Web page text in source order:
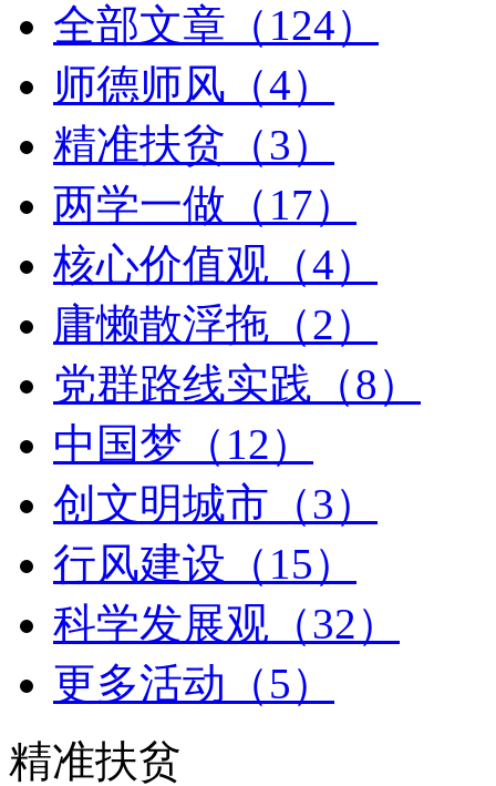
全部文章（124）
师德师风（4）
精准扶贫（3）
两学一做（17）
核心价值观（4）
庸懒散浮拖（2）
党群路线实践（8）
中国梦（12）
创文明城市（3）
行风建设（15）
科学发展观（32）
更多活动（5）
精准扶贫